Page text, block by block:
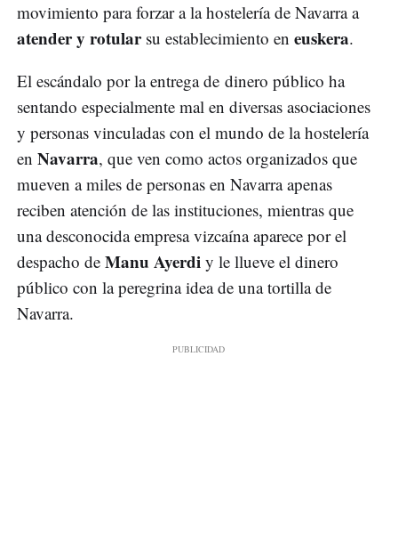
movimiento para forzar a la hostelería de Navarra a
atender y rotularsu establecimiento en euskera.
El escándalo por la entrega de dinero público ha
sentando especialmente mal en diversas asociaciones
y personas vinculadas con el mundo de la hostelería
en Navarra, que ven como actos organizados que
mueven a miles de personas en Navarra apenas
reciben atención de las instituciones, mientras que
una desconocida empresa vizcaína aparece por el
despacho de Manu Ayerdi y le llueve el dinero
público con la peregrina idea de una tortilla de
Navarra.